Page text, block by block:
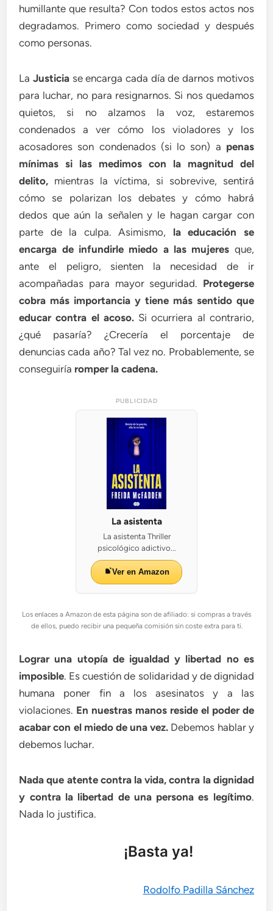
humillante que resulta? Con todos estos actos nos
degradamos. Primero como sociedad y después
como personas.
La Justiciase encarga cada día de darnos motivos
para luchar, no para resignarnos. Si nos quedamos
quietos, si no alzamos la voz, estaremos
condenados a ver cómo los violadores y los
acosadores son condenados (si lo son) a penas
mínimas si las medimos con la magnitud del
delito, mientras la víctima, si sobrevive, sentirá
cómo se polarizan los debates y cómo habrá
dedos que aún la señalen y le hagan cargar con
parte de la culpa. Asimismo, la educación se
encarga de infundirle miedo a las mujeres que,
ante el peligro, sienten la necesidad de ir
acompañadas para mayor seguridad. Protegerse
cobra más importancia y tiene más sentido que
educar contra el acoso.Si ocurriera al contrario,
¿qué pasaría? ¿Crecería el porcentaje de
denuncias cada año? Tal vez no. Probablemente, se
conseguiría romper la cadena.
PUBLICIDAD
La asistenta
La asistenta Thriller
psicológico adictivo...
Ver en Amazon
Los enlaces a Amazon de esta página son de afiliado: si compras a través
de ellos, puedo recibir una pequeña comisión sin coste extra para ti.
Lograr una utopía de igualdad y libertad no es
imposible. Es cuestión de solidaridad y de dignidad
humana poner fin a los asesinatos y a las
violaciones. En nuestras manos reside el poder de
acabar con el miedo de una vez. Debemos hablar y
debemos luchar.
Nada que atente contra la vida, contra la dignidad
y contra la libertad de una persona es legítimo.
Nada lo justifica.
¡Basta ya!
Rodolfo Padilla Sánchez